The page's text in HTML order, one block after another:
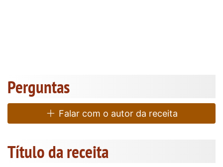
Perguntas
Falar com o autor da receita
Título da receita